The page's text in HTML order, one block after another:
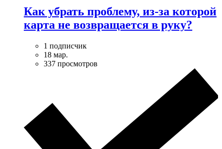
Как убрать проблему, из-за которой
карта не возвращается в руку?
1 подписчик
18 мар.
337 просмотров